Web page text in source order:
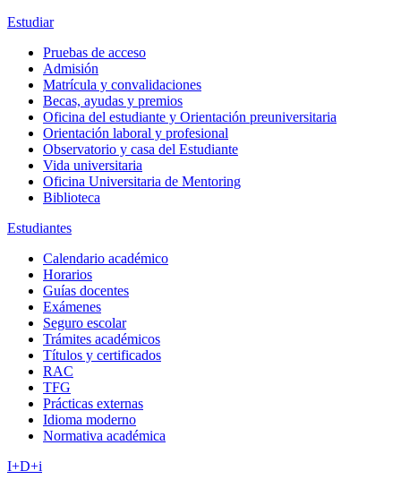
Estudiar
Pruebas de acceso
Admisión
Matrícula y convalidaciones
Becas, ayudas y premios
Oficina del estudiante y Orientación preuniversitaria
Orientación laboral y profesional
Observatorio y casa del Estudiante
Vida universitaria
Oficina Universitaria de Mentoring
Biblioteca
Estudiantes
Calendario académico
Horarios
Guías docentes
Exámenes
Seguro escolar
Trámites académicos
Títulos y certificados
RAC
TFG
Prácticas externas
Idioma moderno
Normativa académica
I+D+i